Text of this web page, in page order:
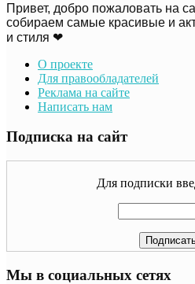
Привет, добро пожаловать на
собираем самые красивые и
и стиля ❤
О проекте
Для правообладателей
Реклама на сайте
Написать нам
Подписка на сайт
Для подписки
Мы в социальных сетях